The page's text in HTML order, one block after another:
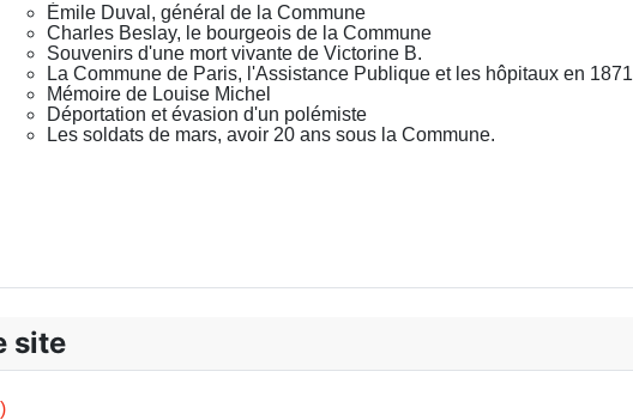
Émile Duval, général de la Commune
Charles Beslay, le bourgeois de la Commune
Souvenirs d'une mort vivante de Victorine B.
La Commune de Paris, l'Assistance Publique et les hôpitaux en 1871
Mémoire de Louise Michel
Déportation et évasion d'un polémiste
Les soldats de mars, avoir 20 ans sous la Commune.
site